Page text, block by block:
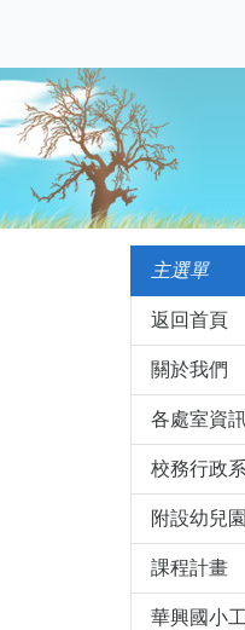
主選單
返回首頁
關於我們
各處室資
校務行政
附設幼兒
課程計畫
華興國小